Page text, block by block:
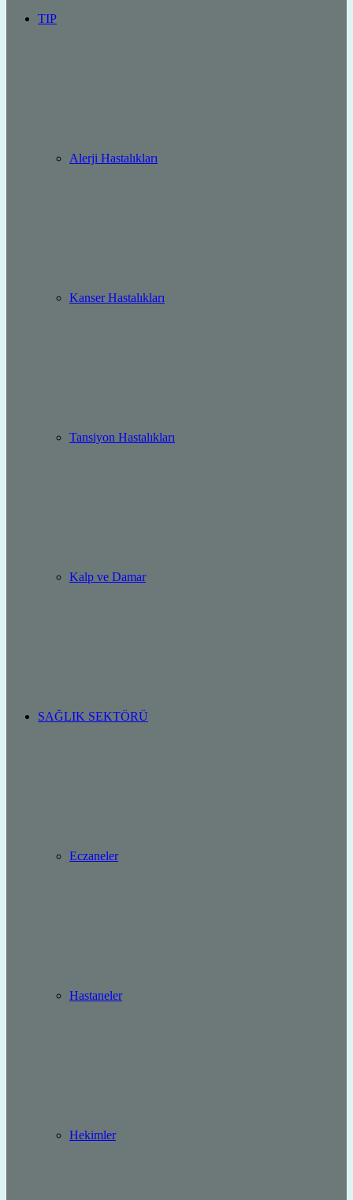
TIP
Alerji Hastalıkları
Kanser Hastalıkları
Tansiyon Hastalıkları
Kalp ve Damar
SAĞLIK SEKTÖRÜ
Eczaneler
Hastaneler
Hekimler